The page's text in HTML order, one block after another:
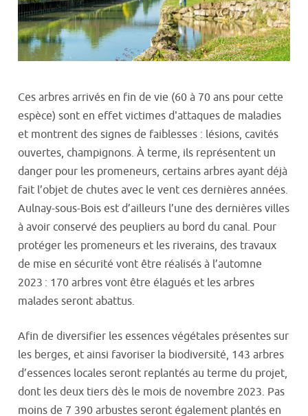
Ces arbres arrivés en fin de vie (60 à 70 ans pour cette
espèce) sont en effet victimes d'attaques de maladies
et montrent des signes de faiblesses : lésions, cavités
ouvertes, champignons. À terme, ils représentent un
danger pour les promeneurs, certains arbres ayant déjà
fait l’objet de chutes avec le vent ces dernières années.
Aulnay-sous-Bois est d’ailleurs l’une des dernières villes
à avoir conservé des peupliers au bord du canal. Pour
protéger les promeneurs et les riverains, des travaux
de mise en sécurité vont être réalisés à l’automne
2023 : 170 arbres vont être élagués et les arbres
malades seront abattus.
Afin de diversifier les essences végétales présentes sur
les berges, et ainsi favoriser la biodiversité, 143 arbres
d’essences locales seront replantés au terme du projet,
dont les deux tiers dès le mois de novembre 2023. Pas
moins de 7 390 arbustes seront également plantés en